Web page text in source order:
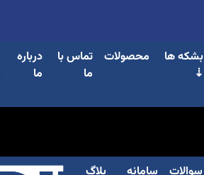
بشکه ها
⇣
محصولات
تماس با
ما
درباره
ما